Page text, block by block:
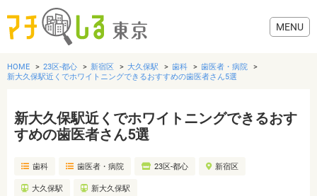
グルメ
美容・健康
HOME 23区-都心 新宿区 大久保駅 歯科
歯医者・病院
新大久保駅近くでホワイトニングできるおすすめの歯医者さん5選
新大久保駅近くでホワイトニングできるおす
すめの歯医者さん5選
歯科 歯医者・病院 23区-都心 新宿区
大久保駅 新大久保駅